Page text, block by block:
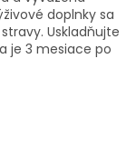
doplnky sa
Uskladňujte
je 3 mesiace po